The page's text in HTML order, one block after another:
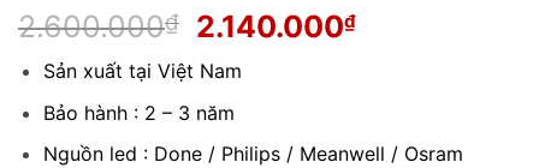
2.600.000₫
Giá
là:
2.600.000₫.
2.140.000₫Giá
2.140.000₫.
Sản xuất tại Việt Nam
Bảo hành : 2 – 3 năm
Nguồn led : Done / Philips / Meanwell / Osram